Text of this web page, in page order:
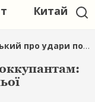
Китай
оккупантам: «санкції середньої і дальньої дистанції»